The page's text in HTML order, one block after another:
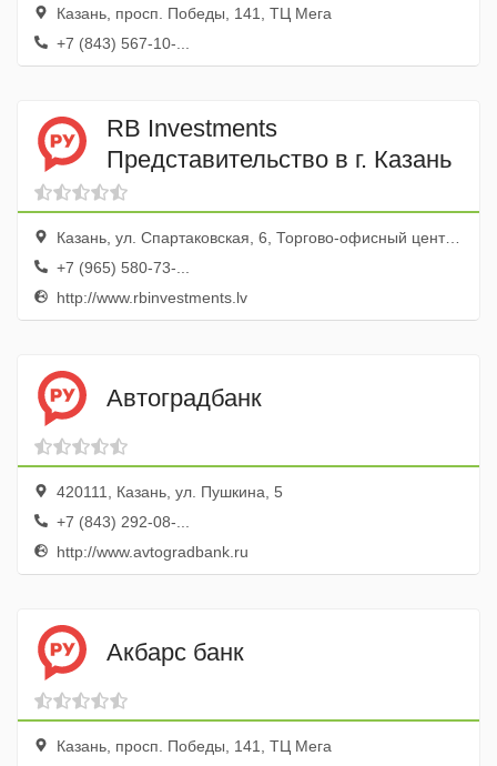
Казань, просп. Победы, 141, ТЦ Мега
+7 (843) 567-10-...
RB Investments
Представительство в г. Казань
Казань, ул. Спартаковская, 6, Торгово-офисный центр Сувар-плаза, эт. 7, оф. 715
+7 (965) 580-73-...
http://www.rbinvestments.lv
Автоградбанк
420111, Казань, ул. Пушкина, 5
+7 (843) 292-08-...
http://www.avtogradbank.ru
Акбарс банк
Казань, просп. Победы, 141, ТЦ Мега